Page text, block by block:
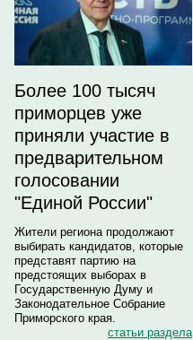
Более 100 тысяч
приморцев уже
приняли участие в
предварительном
голосовании
"Единой России"
Жители региона продолжают
выбирать кандидатов, которые
представят партию на
предстоящих выборах в
Государственную Думу и
Законодательное Собрание
Приморского края.
статьи раздела